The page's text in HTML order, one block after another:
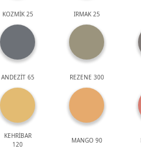
KOZMİK 25 IRMAK 25
ANDEZİT 65 REZENE 300
KEHRİBAR
120
MANGO 90